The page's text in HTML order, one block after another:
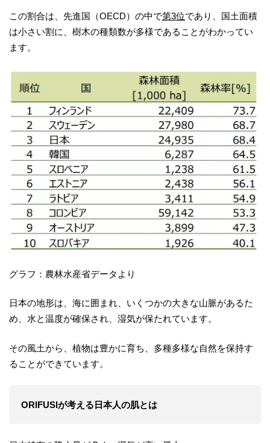
この割合は、先進国（OECD）の中で第3位であり、国土面積
は小さい割に、樹木の種類数が多様であることがわかってい
ます。
グラフ：農林水産省データより
日本の地形は、海に囲まれ、いくつかの大きな山脈があるた
め、水と温度が確保され、湿気が保たれています。
その風土から、植物は豊かに育ち、多種多様な自然を保持す
ることができています。
ORIFUSIが考える日本人の肌とは